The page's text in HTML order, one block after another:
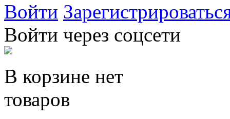
Войти
Войти через соцсети
В корзине нет
товаров